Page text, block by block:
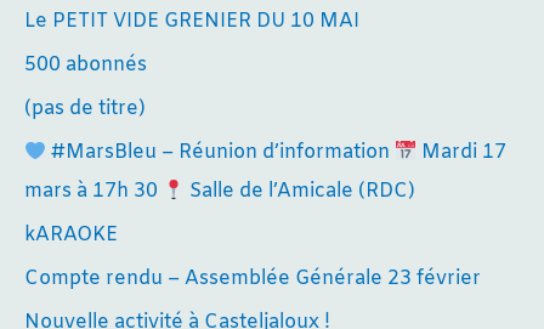
Le PETIT VIDE GRENIER DU 10 MAI
500 abonnés
(pas de titre)
#MarsBleu – Réunion d’information
Mardi 17
mars à 17h 30
Salle de l’Amicale (RDC)
kARAOKE
Compte rendu – Assemblée Générale 23 février
Nouvelle activité à Casteljaloux !